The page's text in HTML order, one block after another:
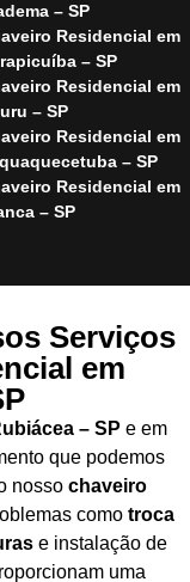
– SP
Residencial em
– SP
Residencial em
– SP
Residencial em
– SP
Residencial em
– SP
Serviços
em
– SP e em
que podemos
nosso chaveiro
como troca
e instalação de
uma